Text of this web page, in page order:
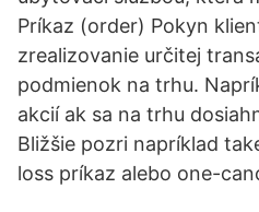
Príkaz (order) Pokyn
zrealizovanie určitej
podmienok na trhu.
akcií ak sa na trhu
Bližšie pozri napríklad
loss príkaz alebo one-